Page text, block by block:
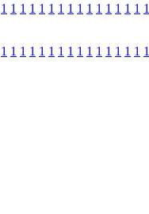
1 1 1 1 1 1 1 1 1 1 1 1 1 1 1 1
1 1 1 1 1 1 1 1 1 1 1 1 1 1 1 1